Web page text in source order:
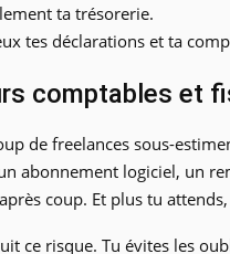
ta trésorerie.
tes déclarations et ta
comptables et
de freelances sous-
abonnement logiciel, un
coup. Et plus tu
ce risque. Tu évites les